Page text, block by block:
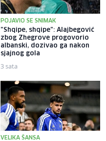
POJAVIO SE SNIMAK
"Shqipe, shqipe": Alajbegović
zbog Zhegrove progovorio
albanski, dozivao ga nakon
sjajnog gola
3 sata
VELIKA ŠANSA